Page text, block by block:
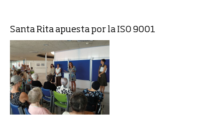
Santa Rita apuesta por la ISO 9001